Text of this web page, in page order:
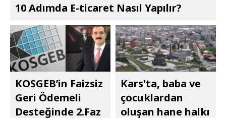
10 Adımda E-ticaret Nasıl Yapılır?
KOSGEB’in Faizsiz
Geri Ödemeli
Desteğinde 2.Faz
Kars'ta, baba ve
çocuklardan
oluşan hane halkı